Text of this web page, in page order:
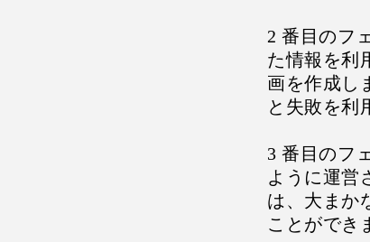
2 番目のフ
た情報を利
画を作成し
と失敗を利
3 番目のフ
ように運営
は、大まか
ことができ